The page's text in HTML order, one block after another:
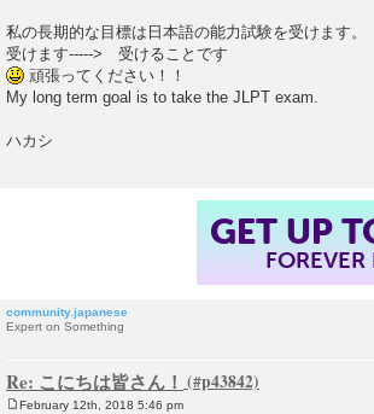
私の長期的な目標は日本語の能力試験を受けます。
受けます-----> 受けることです
頑張ってください！！
My long term goal is to take the JLPT exam.
ハカシ
GET UP
community.japanese
Expert on Something
Re: こにちは皆さん！
February 12th, 2018 5:46 pm